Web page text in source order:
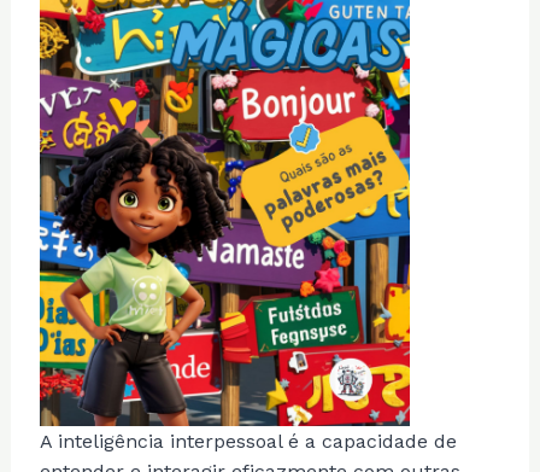
A inteligência interpessoal é a capacidade de